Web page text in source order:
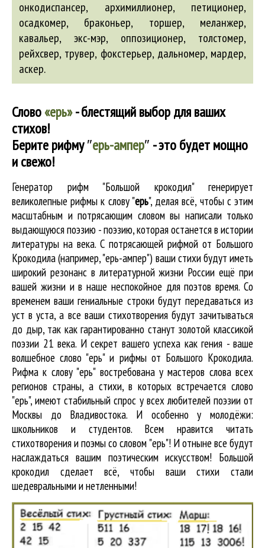
онкодиспансер, архимиллионер, петиционер,
осадкомер, браконьер, торшер, меланжер,
кавальер, экс-мэр, оппозиционер, толстомер,
рейхсвер, трувер, фокстерьер, дальномер, мардер,
аскер.
Слово«ерь»- блестящий выбор для ваших
стихов!
Берите рифму″ерь-ампер″ - это будет мощно
и свежо!
Генератор рифм "Большой крокодил" генерирует
великолепныерифмы к слову "ерь", делая всё, чтобы с этим
масштабным и потрясающим словом вы написали только
выдающуюся поэзию - поэзию, которая останется в истории
литературы на века. С потрясающей рифмой от Большого
Крокодила (например, "ерь-ампер") ваши стихи будут иметь
широкий резонанс в литературной жизни России ещё при
вашей жизни и в наше неспокойное для поэтов время. Со
временем ваши гениальные строки будут передаваться из
уст в уста, а все ваши стихотворения будут зачитываться
до дыр, так как гарантированно станут золотой классикой
поэзии 21 века. И секрет вашего успеха как гения - ваше
волшебное слово "ерь" и рифмы от Большого Крокодила.
Рифма к слову "ерь" востребована у мастеров слова всех
регионов страны, а стихи, в которых встречается слово
"ерь", имеют стабильный спрос у всех любителей поэзии от
Москвы до Владивостока. И особенно у молодёжи:
школьников и студентов. Всем нравится читать
стихотворения и поэмы со словом "ерь"! И отныне все будут
наслаждаться вашим поэтическим искусством! Большой
крокодил cделает всё, чтобы ваши стихи стали
шедевральными и нетленными!